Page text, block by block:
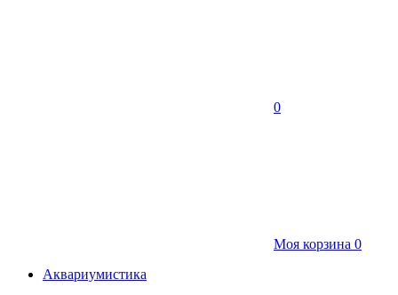
0
Моя корзина 0
Аквариумистика